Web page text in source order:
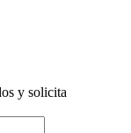
y solicita